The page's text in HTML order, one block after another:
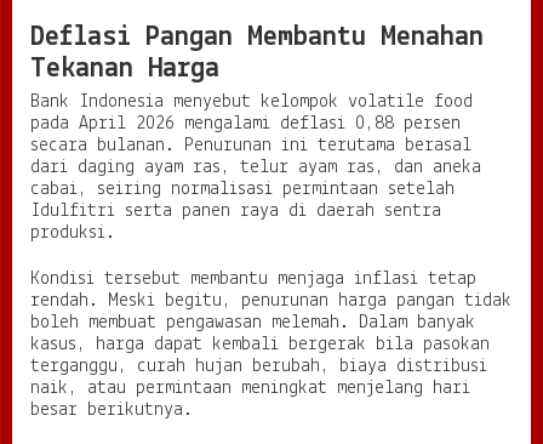
Deflasi Pangan Membantu Menahan
Tekanan Harga
Bank Indonesia menyebut kelompok volatile food
pada April 2026 mengalami deflasi 0,88 persen
secara bulanan. Penurunan ini terutama berasal
dari daging ayam ras, telur ayam ras, dan aneka
cabai, seiring normalisasi permintaan setelah
Idulfitri serta panen raya di daerah sentra
produksi.
Kondisi tersebut membantu menjaga inflasi tetap
rendah. Meski begitu, penurunan harga pangan tidak
boleh membuat pengawasan melemah. Dalam banyak
kasus, harga dapat kembali bergerak bila pasokan
terganggu, curah hujan berubah, biaya distribusi
naik, atau permintaan meningkat menjelang hari
besar berikutnya.